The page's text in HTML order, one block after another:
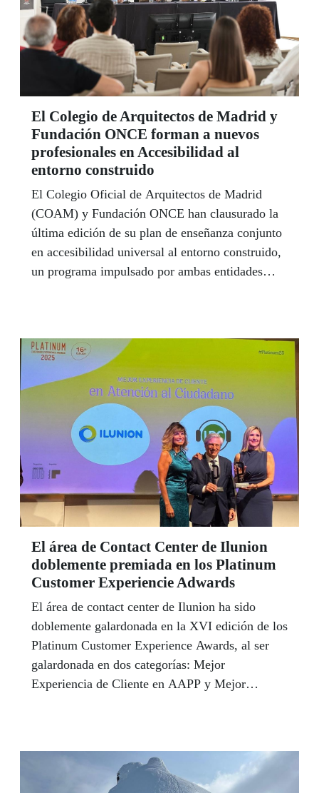
El Colegio de Arquitectos de Madrid y
Fundación ONCE forman a nuevos
profesionales en Accesibilidad al
entorno construido
El Colegio Oficial de Arquitectos de Madrid
(COAM) y Fundación ONCE han clausurado la
última edición de su plan de enseñanza conjunto
en accesibilidad universal al entorno construido,
un programa impulsado por ambas entidades
consecución de una sociedad más justa.
El área de Contact Center de Ilunion
doblemente premiada en los Platinum
Customer Experiencie Adwards
El área de contact center de Ilunion ha sido
doblemente galardonada en la XVI edición de los
Platinum Customer Experience Awards, al ser
galardonada en dos categorías: Mejor
Experiencia de Cliente en AAPP y Mejor